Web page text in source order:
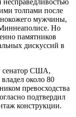
толпами после
мужчины,
Но
памятников
дискуссий в
сенатор США,
около 80
превосходства
подтвердил
конструкции.